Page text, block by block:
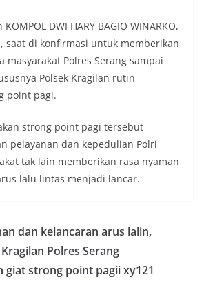
DWI HARY BAGIO WINARKO,
saat di konfirmasi untuk memberikan
masyarakat Polres Serang sampai
Polsek Kragilan rutin
point pagi.
strong point pagi tersebut
pelayanan dan kepedulian Polri
tak lain memberikan rasa nyaman
lalu lintas menjadi lancar.
dan kelancaran arus lalin,
Polres Serang
giat strong point pagii xy121